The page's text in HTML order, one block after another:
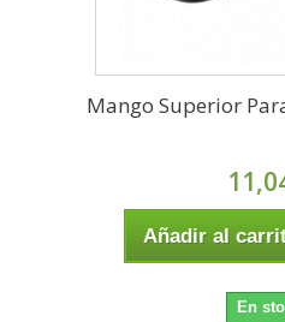
Mango Superior
Añadir al
En